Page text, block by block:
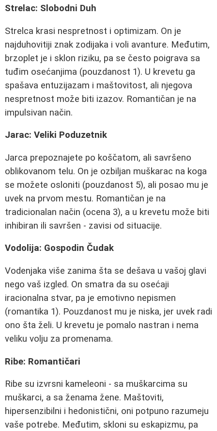
Strelac: Slobodni Duh
Strelca krasi nespretnost i optimizam. On je
najduhovitiji znak zodijaka i voli avanture. Međutim,
brzoplet je i sklon riziku, pa se često poigrava sa
tuđim osećanjima (pouzdanost 1). U krevetu ga
spašava entuzijazam i maštovitost, ali njegova
nespretnost može biti izazov. Romantičan je na
impulsivan način.
Jarac: Veliki Poduzetnik
Jarca prepoznajete po koščatom, ali savršeno
oblikovanom telu. On je ozbiljan muškarac na koga
se možete osloniti (pouzdanost 5), ali posao mu je
uvek na prvom mestu. Romantičan je na
tradicionalan način (ocena 3), a u krevetu može biti
inhibiran ili savršen - zavisi od situacije.
Vodolija: Gospodin Čudak
Vodenjaka više zanima šta se dešava u vašoj glavi
nego vaš izgled. On smatra da su osećaji
iracionalna stvar, pa je emotivno nepismen
(romantika 1). Pouzdanost mu je niska, jer uvek radi
ono šta želi. U krevetu je pomalo nastran i nema
veliku volju za promenama.
Ribe: Romantičari
Ribe su izvrsni kameleoni - sa muškarcima su
muškarci, a sa ženama žene. Maštoviti,
hipersenzibilni i hedonistični, oni potpuno razumeju
vaše potrebe. Međutim, skloni su eskapizmu, pa